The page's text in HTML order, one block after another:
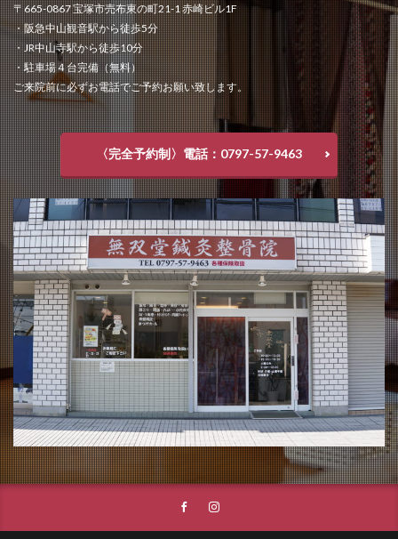
〒665-0867 宝塚市売布東の町21-1 赤崎ビル1F
・阪急中山観音駅から徒歩5分
・JR中山寺駅から徒歩10分
・駐車場４台完備（無料）
ご来院前に必ずお電話でご予約お願い致します。
〈完全予約制〉電話：0797-57-9463